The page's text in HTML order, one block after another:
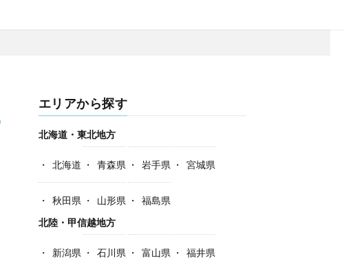
エリアから探す
北海道・東北地方
北海道 青森県 岩手県 宮城県
秋田県 山形県
福島県
北陸・甲信越地方
新潟県 石川県 富山県 福井県